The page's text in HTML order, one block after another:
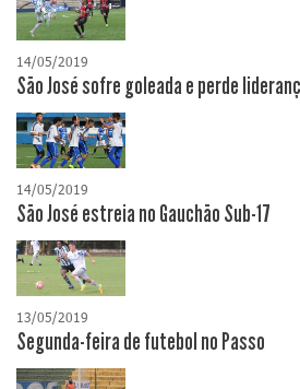
14/05/2019
São José sofre goleada e perde
14/05/2019
São José estreia no Gauchão Sub-17
13/05/2019
Segunda-feira de futebol no Passo